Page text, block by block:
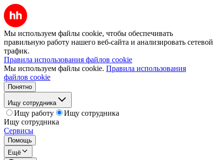
Мы используем файлы cookie, чтобы обеспечивать
правильную работу нашего веб-сайта и анализировать сетевой
трафик.
Правила использования файлов cookie
Мы используем файлы cookie. Правила использования
файлов cookie
Понятно
Ищу сотрудника
Ищу работу
Ищу сотрудника
Ищу сотрудника
Сервисы
Помощь
Ещё